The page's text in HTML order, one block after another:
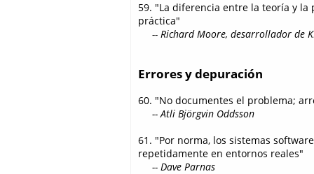
59. "La diferencia entre la teoría y
práctica"
-- Richard Moore, desarrollador de
Errores y depuración
60. "No documentes el problema;
-- Atli Björgvin Oddsson
61. "Por norma, los sistemas
repetidamente en entornos reales"
-- Dave Parnas